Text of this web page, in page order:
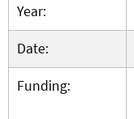
Year:
Date:
Funding: